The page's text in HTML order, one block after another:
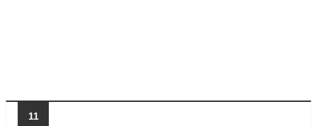
11